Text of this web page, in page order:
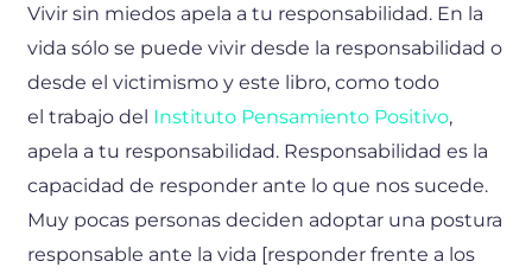
Vivir sin miedos apela a tu responsabilidad. En la
vida sólo se puede vivir desde la responsabilidad o
desde el victimismo y este libro, como todo
el trabajo del Instituto Pensamiento Positivo,
apela a tu responsabilidad. Responsabilidad es la
capacidad de responder ante lo que nos sucede.
Muy pocas personas deciden adoptar una postura
responsable ante la vida [responder frente a los